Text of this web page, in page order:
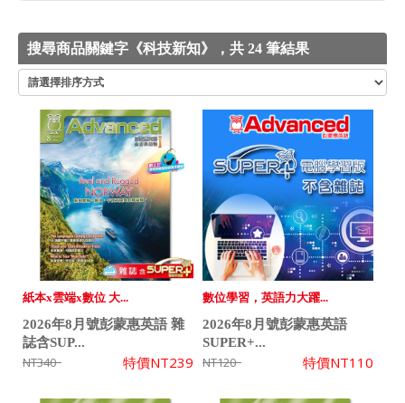
搜尋商品關鍵字《科技新知》，共 24 筆結果
紙本x雲端x數位 大...
2026年8月號彭蒙惠英語 雜
誌含SUP...
NT340 特價NT239
數位學習，英語力大躍...
2026年8月號彭蒙惠英語
SUPER+...
NT120 特價NT110